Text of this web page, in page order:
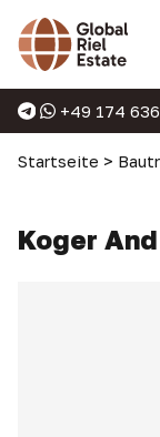
+49 174
Startseite >
Koger